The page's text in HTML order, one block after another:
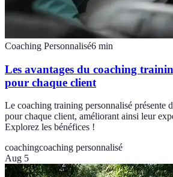
Coaching Personnalisé6 min
Les avantages du coaching
pour chaque client
Le coaching training personnalisé présente
pour chaque client, améliorant ainsi leur
Explorez les bénéfices !
coachingcoaching personnalisé
Aug 5